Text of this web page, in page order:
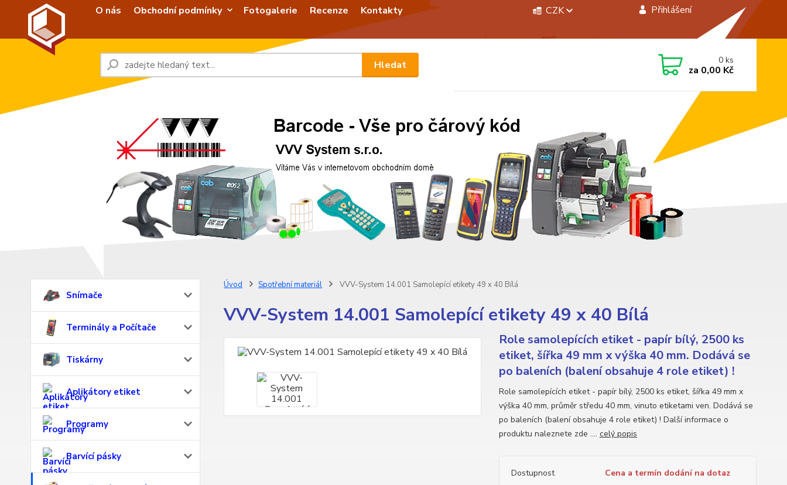
O nás Obchodní podmínky Fotogalerie Recenze Kontakty CZK Přihlášení
Hledat 0ks
za 0,00 Kč
Snímače
Terminály a Počítače
Tiskárny
Aplikátory etiket
Programy
Barvící pásky
Úvod Spotřební materiál VVV-System 14.001 Samolepící etikety 49 x 40 Bílá
VVV-System 14.001 Samolepící etikety 49 x 40 Bílá
Role samolepících etiket - papír bílý, 2500 ks
etiket, šířka 49 mm x výška 40 mm. Dodává se
po baleních (balení obsahuje 4 role etiket) !
Role samolepících etiket - papír bílý, 2500 ks etiket, šířka 49 mm x
výška 40 mm, průměr středu 40 mm, vinuto etiketami ven. Dodává se
po baleních (balení obsahuje 4 role etiket) ! Další informace o
produktu naleznete zde .... celý popis
Dostupnost Cena a termín dodání na dotaz